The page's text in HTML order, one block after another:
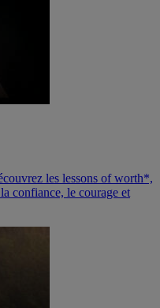
les lessons of worth*,
confiance, le courage et